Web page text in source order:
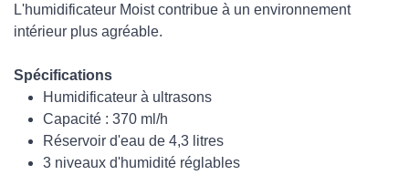
L'humidificateur Moist contribue à un environnement
intérieur plus agréable.
Spécifications
Humidificateur à ultrasons
Capacité : 370 ml/h
Réservoir d'eau de 4,3 litres
3 niveaux d'humidité réglables